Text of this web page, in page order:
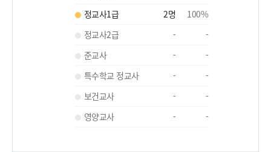
정교사1급
2명 100%
정교사2급
-
-
준교사
-
-
특수학교 정교사
-
-
보건교사
-
-
영양교사
- -